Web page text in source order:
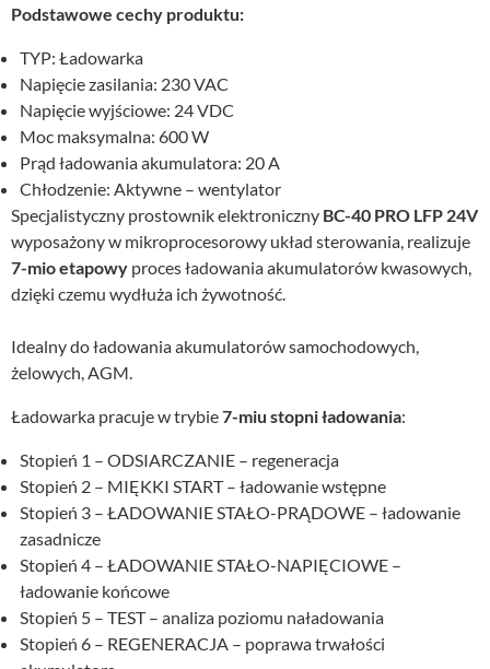
Podstawowe cechy produktu:
TYP: Ładowarka
Napięcie zasilania: 230 VAC
Napięcie wyjściowe: 24 VDC
Moc maksymalna: 600 W
Prąd ładowania akumulatora: 20 A
Chłodzenie: Aktywne – wentylator
Specjalistyczny prostownik elektroniczny BC-40 PRO LFP 24V
wyposażony w mikroprocesorowy układ sterowania, realizuje
7-mio etapowy proces ładowania akumulatorów kwasowych,
dzięki czemu wydłuża ich żywotność.
Idealny do ładowania akumulatorów samochodowych,
żelowych, AGM.
Ładowarka pracuje w trybie7-miu stopni ładowania:
Stopień 1 – ODSIARCZANIE – regeneracja
Stopień 2 – MIĘKKI START – ładowanie wstępne
Stopień 3 – ŁADOWANIE STAŁO-PRĄDOWE – ładowanie
zasadnicze
Stopień 4 – ŁADOWANIE STAŁO-NAPIĘCIOWE –
ładowanie końcowe
Stopień 5 – TEST – analiza poziomu naładowania
Stopień 6 – REGENERACJA – poprawa trwałości